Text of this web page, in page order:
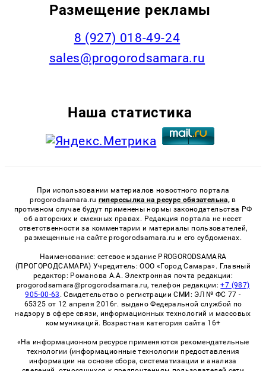
Размещение рекламы
8 (927) 018-49-24
sales@progorodsamara.ru
Наша статистика
При использовании материалов новостного портала
progorodsamara.ru гиперссылка на ресурс обязательна, в
противном случае будут применены нормы законодательства РФ
об авторских и смежных правах. Редакция портала не несет
ответственности за комментарии и материалы пользователей,
размещенные на сайте progorodsamara.ru и его субдоменах.
Наименование: сетевое издание PROGORODSAMARA
(ПРОГОРОДСАМАРА) Учредитель: ООО «Город Самара». Главный
редактор: Романова А.А. Электронная почта редакции:
progorodsamara@progorodsamara.ru, телефон редакции:+7 (987)
905-00-63 . Свидетельство о регистрации СМИ: ЭЛ № ФС 77 -
65325 от 12 апреля 2016г. выдано Федеральной службой по
надзору в сфере связи, информационных технологий и массовых
коммуникаций. Возрастная категория сайта 16+
«На информационном ресурсе применяются рекомендательные
технологии (информационные технологии предоставления
информации на основе сбора, систематизации и анализа